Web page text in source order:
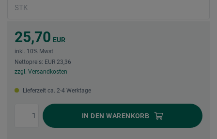
25,70 EUR
inkl. 10% Mwst
Nettopreis: EUR 23,36
zzgl. Versandkosten
Lieferzeit ca. 2-4 Werktage
IN DEN WARENKORB